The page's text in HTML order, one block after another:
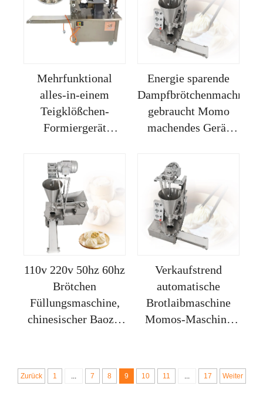
Mehrfunktional
alles-in-einem
Teigklößchen-
Formiergerät
Brotlaib-
Teigklößchen-
Macher
Energie sparende
gebraucht Momo
machendes Gerät
110v 220v 50hz 60hz
Brötchen
Füllungsmaschine,
chinesischer Baozi-
Verkaufstrend
automatische
Brotlaibmaschine
Momos-Maschine
Marmorpoliertgerät
Chai-Bao-Modell
Zurück 1 ... 7 8 9 10 11 ... 17 Weiter